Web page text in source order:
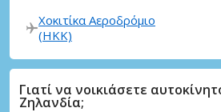
Χοκιτίκα Αεροδρόμιο
(HKK)
Γιατί να νοικιάσετε
Ζηλανδία;